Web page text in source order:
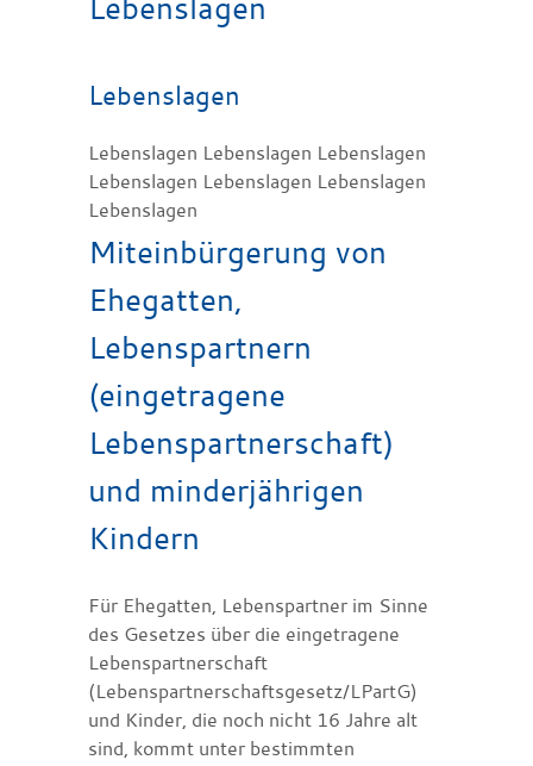
Lebenslagen
Lebenslagen Lebenslagen Lebenslagen
Lebenslagen Lebenslagen Lebenslagen
Lebenslagen
Miteinbürgerung von
Ehegatten,
Lebenspartnern
(eingetragene
Lebenspartnerschaft)
und minderjährigen
Kindern
Für Ehegatten, Lebenspartner im Sinne
des Gesetzes über die eingetragene
Lebenspartnerschaft
(Lebenspartnerschaftsgesetz/LPartG)
und Kinder, die noch nicht 16 Jahre alt
sind, kommt unter bestimmten